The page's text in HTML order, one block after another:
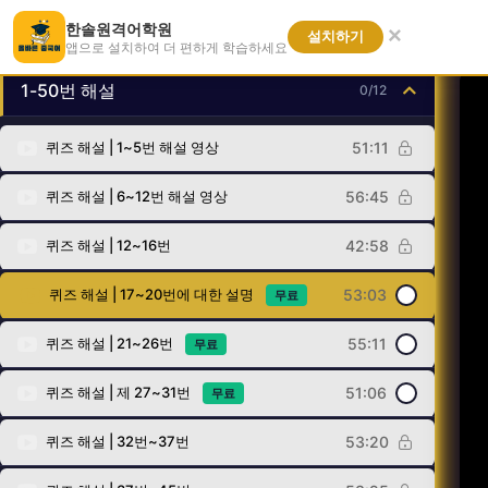
강좌 내용
1-50번 해설 0/12
퀴즈 해설 | 1~5번 해설 영상 51:11
퀴즈 해설 | 6~12번 해설 영상 56:45
퀴즈 해설 | 12~16번 42:58
퀴즈 해설 | 17~20번에 대한 설명 무료 53:03
퀴즈 해설 | 21~26번 무료 55:11
퀴즈 해설 | 제 27~31번 무료 51:06
퀴즈 해설 | 32번~37번 53:20
한솔원격어학원
앱으로 설치하여 더 편하게 학습하세요
설치하기 ×